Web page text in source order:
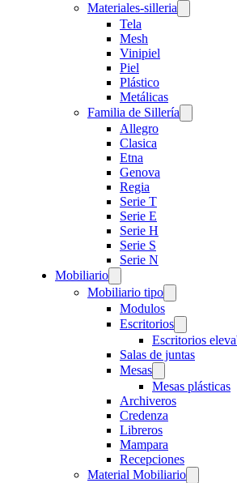
Materiales-silleria
Tela
Mesh
Vinipiel
Piel
Plástico
Metálicas
Familia de Sillería
Allegro
Clasica
Etna
Genova
Regia
Serie T
Serie E
Serie H
Serie S
Serie N
Mobiliario
Mobiliario tipo
Modulos
Escritorios
Escritorios
Salas de juntas
Mesas
Mesas plásticas
Archiveros
Credenza
Libreros
Mampara
Recepciones
Material Mobiliario